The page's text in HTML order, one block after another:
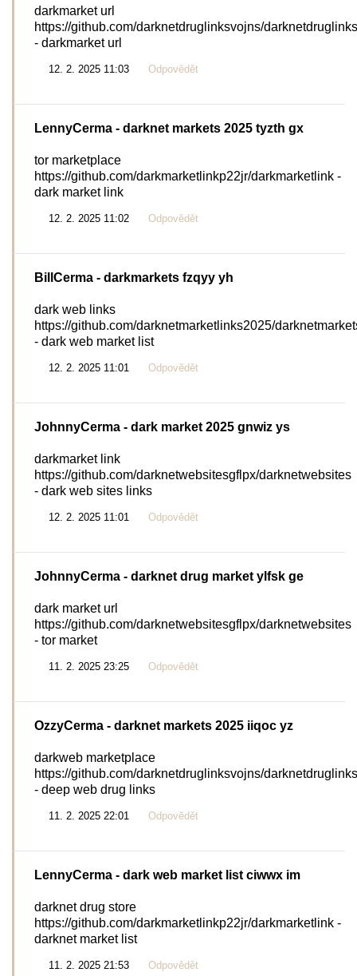
darkmarket url
https://github.com/darknetdruglinksvojns/darknetdruglinks
- darkmarket url
12. 2. 2025 11:03 Odpovědět
LennyCerma - darknet markets 2025 tyzth gx
tor marketplace
https://github.com/darkmarketlinkp22jr/darkmarketlink -
dark market link
12. 2. 2025 11:02 Odpovědět
BillCerma - darkmarkets fzqyy yh
dark web links
https://github.com/darknetmarketlinks2025/
- dark web market list
12. 2. 2025 11:01 Odpovědět
JohnnyCerma - dark market 2025 gnwiz ys
darkmarket link
https://github.com/darknetwebsitesgflpx/darknetwebsites
- dark web sites links
12. 2. 2025 11:01 Odpovědět
JohnnyCerma - darknet drug market ylfsk ge
dark market url
https://github.com/darknetwebsitesgflpx/darknetwebsites
- tor market
11. 2. 2025 23:25 Odpovědět
OzzyCerma - darknet markets 2025 iiqoc yz
darkweb marketplace
https://github.com/darknetdruglinksvojns/darknetdruglinks
- deep web drug links
11. 2. 2025 22:01 Odpovědět
LennyCerma - dark web market list ciwwx im
darknet drug store
https://github.com/darkmarketlinkp22jr/darkmarketlink -
darknet market list
11. 2. 2025 21:53 Odpovědět